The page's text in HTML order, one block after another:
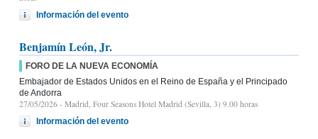
Información del evento
Benjamín León, Jr.
FORO DE LA NUEVA ECONOMÍA
Embajador de Estados Unidos en el Reino de España y el Principado
de Andorra
27/05/2026 - Madrid, Four Seasons Hotel Madrid (Sevilla, 3) 9.00 horas
Información del evento